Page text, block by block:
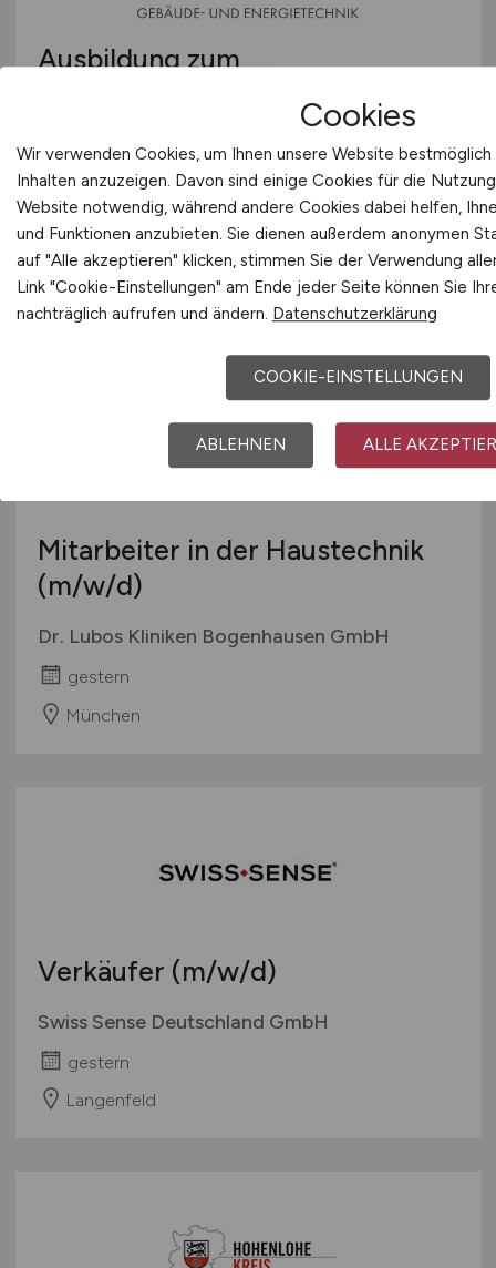
Ausbildung zum
Anlagenmechaniker Sanitär-,
Heizungs- und Klimatechnik
(SHK)(m/w/d)
Barella Gebäude- und Energietechnik GmbH
gestern
Bad Sassendorf
Mitarbeiter in der Haustechnik
(m/w/d)
Dr. Lubos Kliniken Bogenhausen GmbH
gestern
München
Verkäufer (m/w/d)
Swiss Sense Deutschland GmbH
gestern
Langenfeld
Cookies
Wir verwenden Cookies, um Ihnen unsere Website
Inhalten anzuzeigen. Davon sind einige Cookies für die
Website notwendig, während andere Cookies dabei helfen,
und Funktionen anzubieten. Sie dienen außerdem anonymen
auf "Alle akzeptieren" klicken, stimmen Sie der Verwendung
Link "Cookie-Einstellungen" am Ende jeder Seite können Sie
nachträglich aufrufen und ändern. Datenschutzerklärung
COOKIE-EINSTELLUNGEN
ABLEHNEN ALLE